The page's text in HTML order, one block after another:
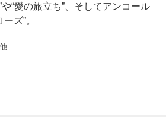
や“愛の旅立ち”、そしてアンコール
ズ”。